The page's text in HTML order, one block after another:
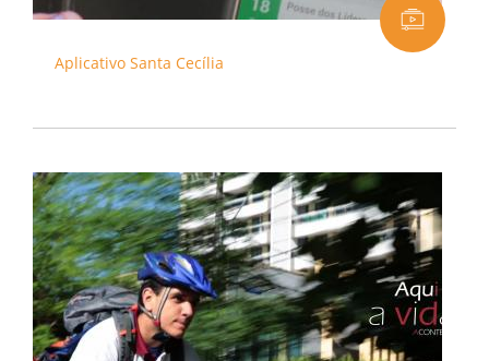
Aplicativo Santa Cecília